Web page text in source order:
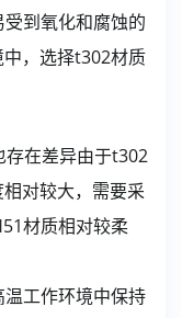
到氧化和腐蚀的
，选择t302材质
存在差异由于t302
对较大，需要采
材质相对较柔
工作环境中保持